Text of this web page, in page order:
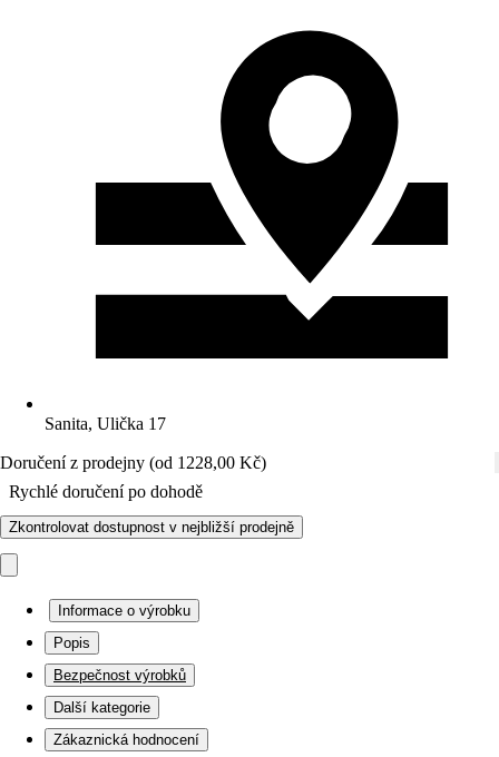
Sanita, Ulička 17
Doručení z prodejny (od 1228,00 Kč)
Rychlé doručení po dohodě
Zkontrolovat dostupnost v nejbližší prodejně
Informace o výrobku
Popis
Bezpečnost výrobků
Další kategorie
Zákaznická hodnocení